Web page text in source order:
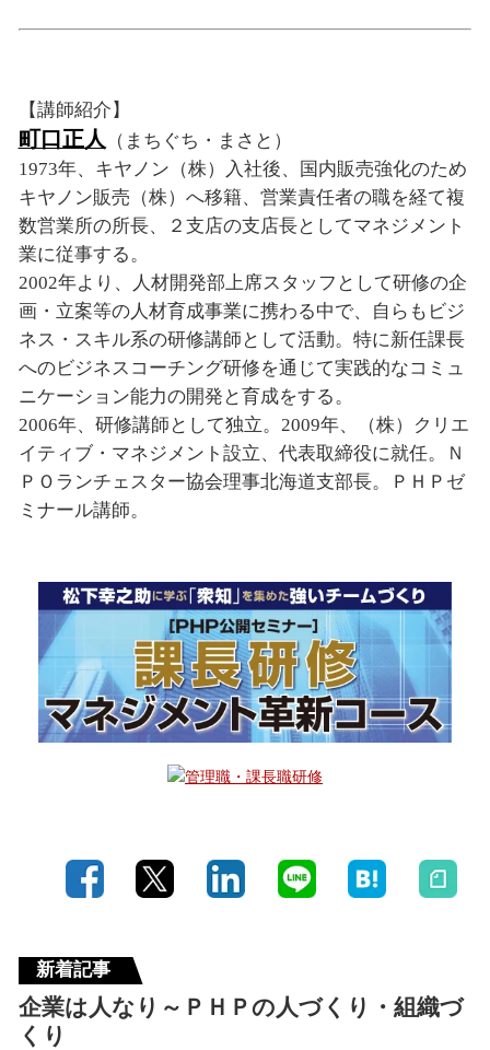
【講師紹介】
町口正人
（まちぐち・まさと）
1973年、キヤノン（株）入社後、国内販売強化のため
キヤノン販売（株）へ移籍、営業責任者の職を経て複
数営業所の所長、２支店の支店長としてマネジメント
業に従事する。
2002年より、人材開発部上席スタッフとして研修の企
画・立案等の人材育成事業に携わる中で、自らもビジ
ネス・スキル系の研修講師として活動。特に新任課長
へのビジネスコーチング研修を通じて実践的なコミュ
ニケーション能力の開発と育成をする。
2006年、研修講師として独立。2009年、（株）クリエ
イティブ・マネジメント設立、代表取締役に就任。Ｎ
ＰＯランチェスター協会理事北海道支部長。ＰＨＰゼ
ミナール講師。
新着記事
企業は人なり～ＰＨＰの人づくり・組織づ
くり